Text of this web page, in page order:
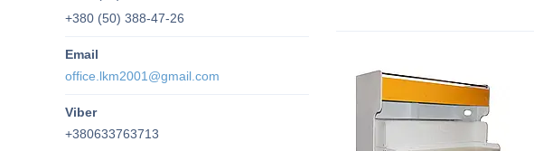
+380 (50) 388-47-26
office.lkm2001@gmail.com
+380633763713